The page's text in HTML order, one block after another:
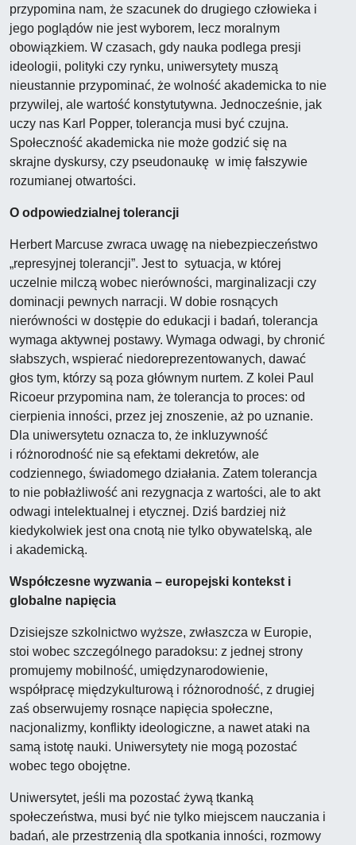
przypomina nam, że szacunek do drugiego człowieka i
jego poglądów nie jest wyborem, lecz moralnym
obowiązkiem. W czasach, gdy nauka podlega presji
ideologii, polityki czy rynku, uniwersytety muszą
nieustannie przypominać, że wolność akademicka to nie
przywilej, ale wartość konstytutywna. Jednocześnie, jak
uczy nas Karl Popper, tolerancja musi być czujna.
Społeczność akademicka nie może godzić się na
skrajne dyskursy, czy pseudonaukę w imię fałszywie
rozumianej otwartości.
O odpowiedzialnej tolerancji
Herbert Marcuse zwraca uwagę na niebezpieczeństwo
„represyjnej tolerancji”. Jest to sytuacja, w której
uczelnie milczą wobec nierówności, marginalizacji czy
dominacji pewnych narracji. W dobie rosnących
nierówności w dostępie do edukacji i badań, tolerancja
wymaga aktywnej postawy. Wymaga odwagi, by chronić
słabszych, wspierać niedoreprezentowanych, dawać
głos tym, którzy są poza głównym nurtem. Z kolei Paul
Ricoeur przypomina nam, że tolerancja to proces: od
cierpienia inności, przez jej znoszenie, aż po uznanie.
Dla uniwersytetu oznacza to, że inkluzywność
i różnorodność nie są efektami dekretów, ale
codziennego, świadomego działania. Zatem tolerancja
to nie pobłażliwość ani rezygnacja z wartości, ale to akt
odwagi intelektualnej i etycznej. Dziś bardziej niż
kiedykolwiek jest ona cnotą nie tylko obywatelską, ale
i akademicką.
Współczesne wyzwania – europejski kontekst i
globalne napięcia
Dzisiejsze szkolnictwo wyższe, zwłaszcza w Europie,
stoi wobec szczególnego paradoksu: z jednej strony
promujemy mobilność, umiędzynarodowienie,
współpracę międzykulturową i różnorodność, z drugiej
zaś obserwujemy rosnące napięcia społeczne,
nacjonalizmy, konflikty ideologiczne, a nawet ataki na
samą istotę nauki. Uniwersytety nie mogą pozostać
wobec tego obojętne.
Uniwersytet, jeśli ma pozostać żywą tkanką
społeczeństwa, musi być nie tylko miejscem nauczania i
badań, ale przestrzenią dla spotkania inności, rozmowy